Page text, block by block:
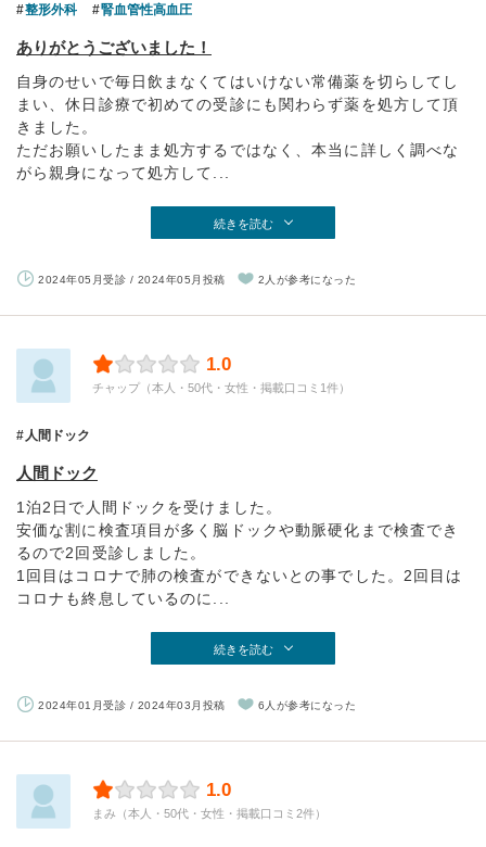
整形外科 腎血管性高血圧
ありがとうございました！
自身のせいで毎日飲まなくてはいけない常備薬を切らしてし
まい、休日診療で初めての受診にも関わらず薬を処方して頂
きました。
ただお願いしたまま処方するではなく、本当に詳しく調べな
がら親身になって処方して...
続きを読む
2024年05月受診 / 2024年05月投稿 2人が参考になった
1.0
チャップ（本人・50代・女性・掲載口コミ1件）
人間ドック
人間ドック
1泊2日で人間ドックを受けました。
安価な割に検査項目が多く脳ドックや動脈硬化まで検査でき
るので2回受診しました。
1回目はコロナで肺の検査ができないとの事でした。2回目は
コロナも終息しているのに...
続きを読む
2024年01月受診 / 2024年03月投稿 6人が参考になった
1.0
まみ（本人・50代・女性・掲載口コミ2件）